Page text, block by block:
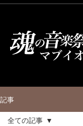
記事
全ての記事